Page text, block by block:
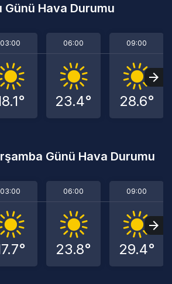
Günü Hava Durumu
03:00 06:00
23.4°
09:00
28.6°
Günü Hava Durumu
03:00 06:00
23.8°
09:00
29.4°